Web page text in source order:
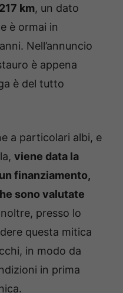
km, un dato
è ormai in
Nell’annuncio
è appena
è del tutto
a particolari albi, e
viene data la
finanziamento,
sono valutate
presso lo
questa mitica
in modo da
in prima